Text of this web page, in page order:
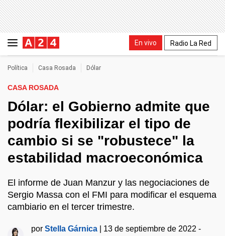
En vivo Radio La Red
Política Casa Rosada Dólar
CASA ROSADA
Dólar: el Gobierno admite que
podría flexibilizar el tipo de
cambio si se "robustece" la
estabilidad macroeconómica
El informe de Juan Manzur y las negociaciones de
Sergio Massa con el FMI para modificar el esquema
cambiario en el tercer trimestre.
porStella Gárnica
13 de septiembre de 2022 -